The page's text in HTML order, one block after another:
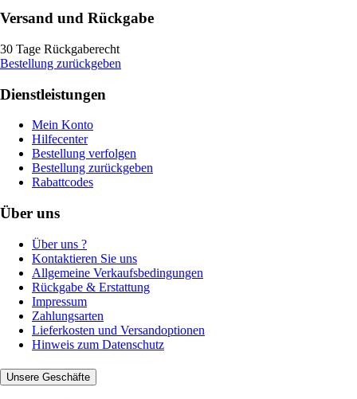
Versand und Rückgabe
30 Tage Rückgaberecht
Bestellung zurückgeben
Dienstleistungen
Mein Konto
Hilfecenter
Bestellung verfolgen
Bestellung zurückgeben
Rabattcodes
Über uns
Über uns ?
Kontaktieren Sie uns
Allgemeine Verkaufsbedingungen
Rückgabe & Erstattung
Impressum
Zahlungsarten
Lieferkosten und Versandoptionen
Hinweis zum Datenschutz
Unsere Geschäfte